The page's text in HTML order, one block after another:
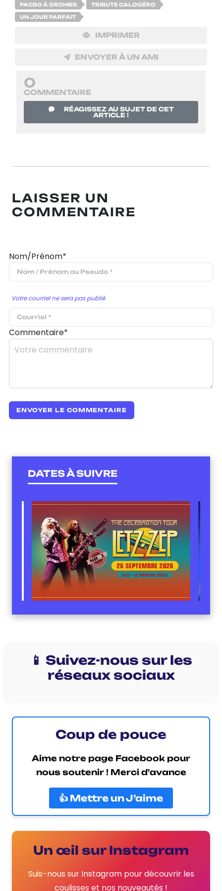
PACBO À ORCHIES TRIBUTE CALOGÉRO
UN JOUR PARFAIT
IMPRIMER
ENVOYER À UN AMI
0
COMMENTAIRE
RÉAGISSEZ AU SUJET DE CET
ARTICLE !
LAISSER UN
COMMENTAIRE
Nom/Prénom*
Votre courriel ne sera pas publié
Commentaire*
DATES À SUIVRE
📱 Suivez-nous sur les
réseaux sociaux
Coup de pouce
Aime notre page Facebook pour
nous soutenir ! Merci d'avance
👍 Mettre un J’aime
Un œil sur Instagram
Suis-nous sur Instagram pour découvrir les
coulisses et nos nouveautés !